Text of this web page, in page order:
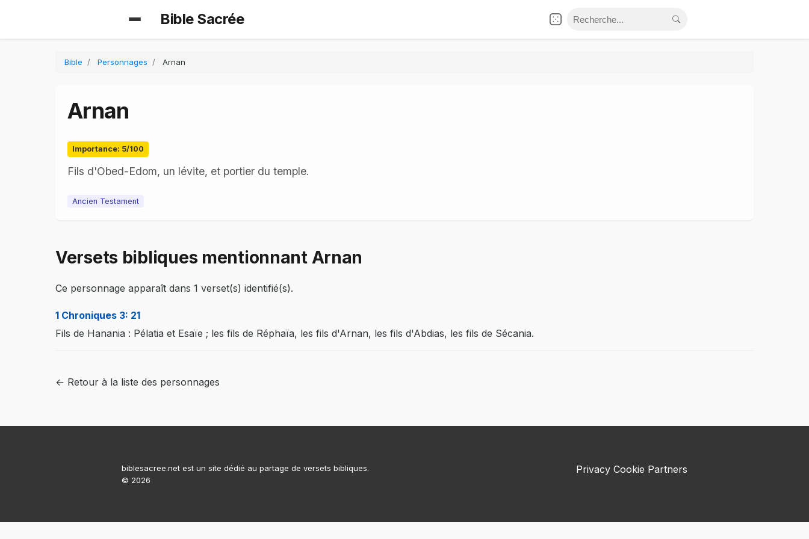
Bible Sacrée
Bible Personnages Arnan
Arnan
Importance: 5/100
Fils d'Obed-Edom, un lévite, et portier du temple.
Ancien Testament
Versets bibliques mentionnant Arnan
Ce personnage apparaît dans 1 verset(s) identifié(s).
1 Chroniques 3: 21
Fils de Hanania : Pélatia et Esaïe ; les fils de Réphaïa, les fils d'Arnan, les fils d'Abdias, les fils de Sécania.
← Retour à la liste des personnages
biblesacree.net est un site dédié au partage de versets bibliques.
© 2026
Privacy Cookie Partners